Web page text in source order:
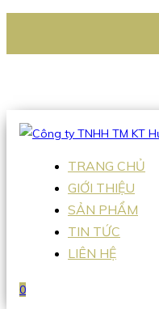
Hotline:0938 336 079
TRANG CHỦ
GIỚI THIỆU
SẢN PHẨM
TIN TỨC
LIÊN HỆ
0